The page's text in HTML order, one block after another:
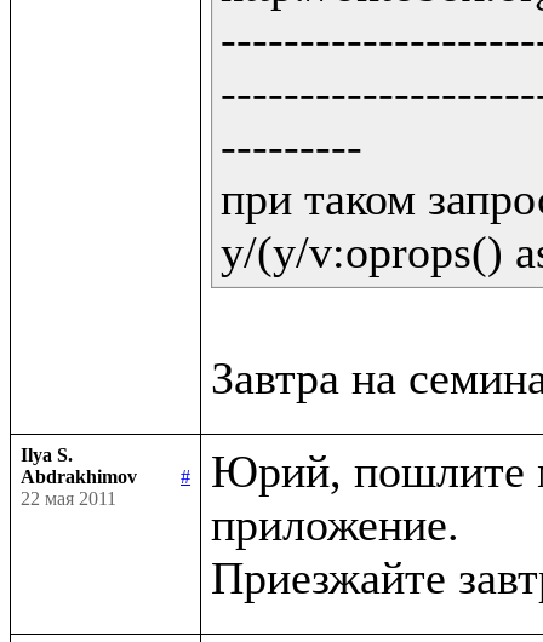
---------
при таком
y/(y/v:oprops()
Ilya S.
Abdrakhimov
#
22 мая 2011
Юрий, пошлите
приложение.